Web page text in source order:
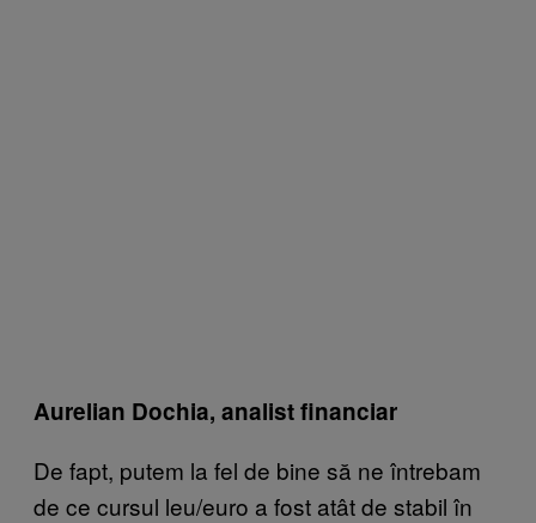
Aurelian Dochia, analist financiar
De fapt, putem la fel de bine să ne întrebam
de ce cursul leu/euro a fost atât de stabil în